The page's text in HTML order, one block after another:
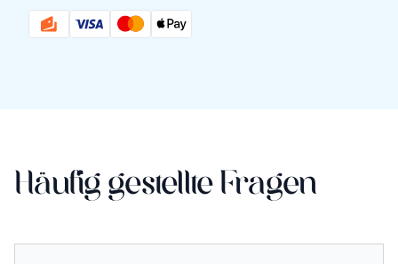
Häufig gestellte Fragen